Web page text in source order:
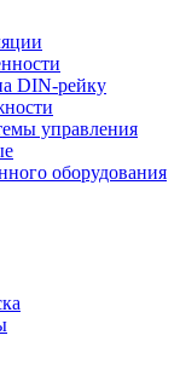
DIN-рейку
управления
оборудования